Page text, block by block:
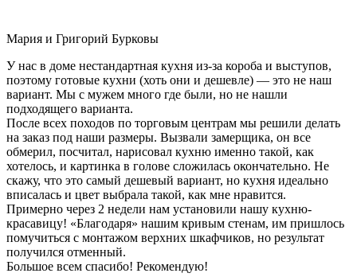
Мария и Григорий Бурковы
У нас в доме нестандартная кухня из-за короба и выступов,
поэтому готовые кухни (хоть они и дешевле) — это не наш
вариант. Мы с мужем много где были, но не нашли
подходящего варианта.
После всех походов по торговым центрам мы решили делать
на заказ под наши размеры. Вызвали замерщика, он все
обмерил, посчитал, нарисовал кухню именно такой, как
хотелось, и картинка в голове сложилась окончательно. Не
скажу, что это самый дешевый вариант, но кухня идеально
вписалась и цвет выбрала такой, как мне нравится.
Примерно через 2 недели нам установили нашу кухню-
красавицу! «Благодаря» нашим кривым стенам, им пришлось
помучиться с монтажом верхних шкафчиков, но результат
получился отменный.
Большое всем спасибо! Рекомендую!